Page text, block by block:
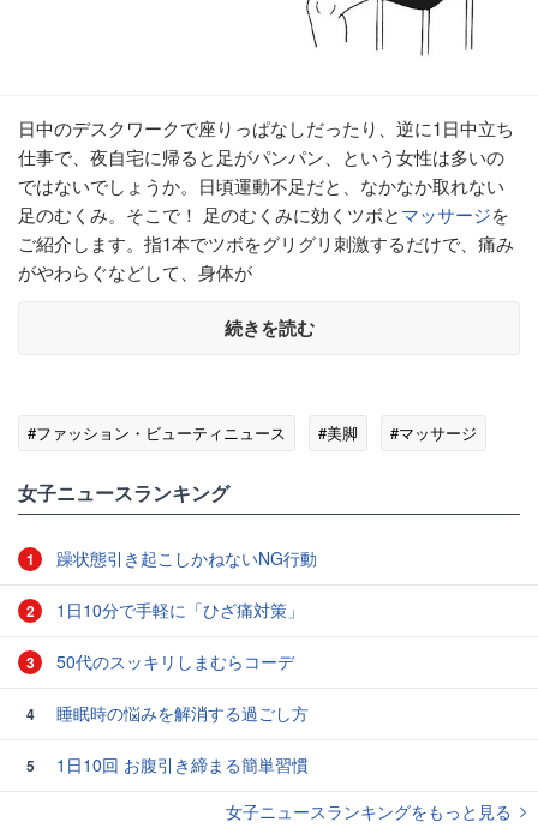
日中のデスクワークで座りっぱなしだったり、逆に1日中立ち
仕事で、夜自宅に帰ると足がパンパン、という女性は多いの
ではないでしょうか。日頃運動不足だと、なかなか取れない
足のむくみ。そこで！ 足のむくみに効くツボとマッサージを
ご紹介します。指1本でツボをグリグリ刺激するだけで、痛み
がやわらぐなどして、身体が
続きを読む
#ファッション・ビューティニュース #美脚 #マッサージ
女子ニュースランキング
1 躁状態引き起こしかねないNG行動
2 1日10分で手軽に「ひざ痛対策」
3 50代のスッキリしまむらコーデ
4 睡眠時の悩みを解消する過ごし方
5
1日10回 お腹引き締まる簡単習慣
女子ニュースランキングをもっと見る